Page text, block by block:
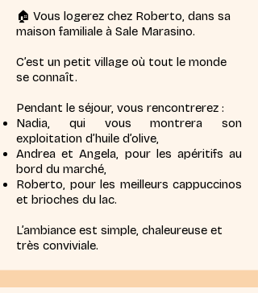
🏠 Vous logerez chez Roberto, dans sa
maison familiale à Sale Marasino.
C’est un petit village où tout le monde
se connaît.
Pendant le séjour, vous rencontrerez :
Nadia, qui vous montrera son
exploitation d’huile d’olive,
Andrea et Angela, pour les apéritifs au
bord du marché,
Roberto, pour les meilleurs cappuccinos
et brioches du lac.
L’ambiance est simple, chaleureuse et
très conviviale.